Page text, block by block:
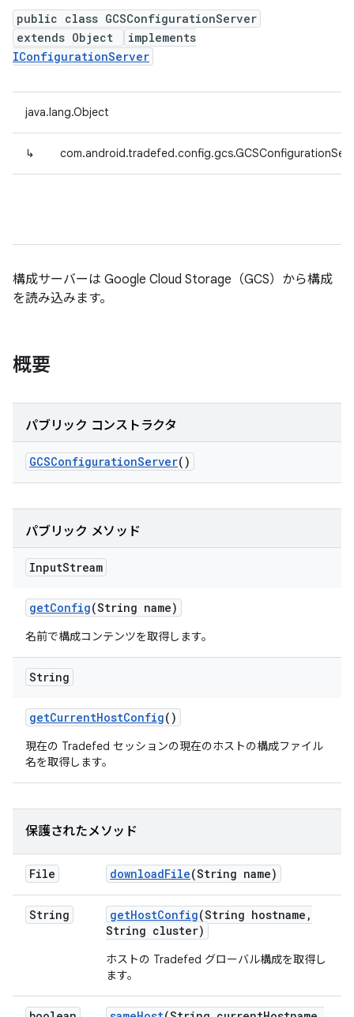
public class GCSConfigurationServer
extends Object
implements
IConfigurationServer
java.lang.Object
↳
構成サーバーは Google Cloud Storage（GCS）から構成
を読み込みます。
概要
パブリック コンストラクタ
GCSConfigurationServer()
パブリック メソッド
InputStream
getConfig(String name)
名前で構成コンテンツを取得します。
String
getCurrentHostConfig()
現在の Tradefed セッションの現在のホストの構成ファイル
名を取得します。
保護されたメソッド
File downloadFile(String name)
String getHostConfig(String hostname ,
String cluster)
ホストの Tradefed グローバル構成を取得し
ます。